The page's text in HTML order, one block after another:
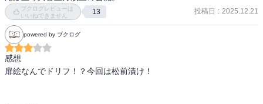
ブクログレビューは
いいねできません
13 投稿日 : 2025.12.21
powered by ブクログ
感想
扉絵なんでドリフ！？今回は松前漬け！